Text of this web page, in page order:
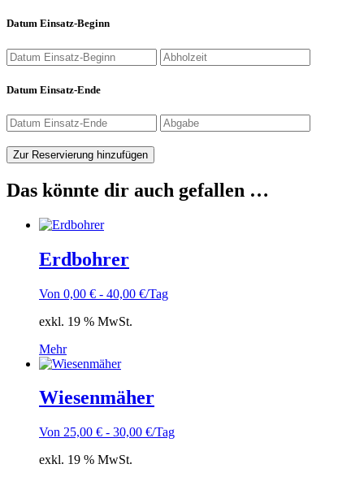
Datum Einsatz-Beginn
Datum Einsatz-Ende
Zur Reservierung hinzufügen
Das könnte dir auch gefallen …
Erdbohrer
Von 0,00 € - 40,00 €/Tag
exkl. 19 % MwSt.
Mehr
Wiesenmäher
Von 25,00 € - 30,00 €/Tag
exkl. 19 % MwSt.